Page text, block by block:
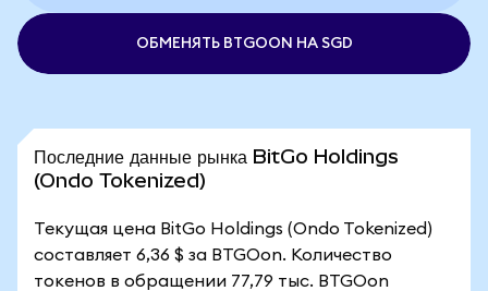
ОБМЕНЯТЬ BTGOON НА SGD
Последние данные рынка BitGo Holdings
(Ondo Tokenized)
Текущая цена BitGo Holdings (Ondo Tokenized)
составляет 6,36 $ за BTGOon. Количество
токенов в обращении 77,79 тыс. BTGOon